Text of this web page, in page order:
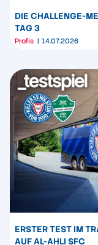
DIE CHALLENGE-
TAG 3
Profis 14.07.2026
ERSTER TEST IM
AUF AL-AHLI SFC